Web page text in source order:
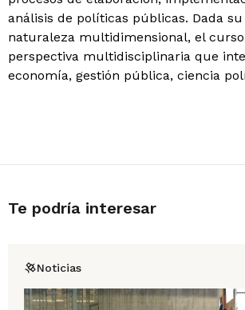
análisis de políticas públicas. Dada
naturaleza multidimensional, el
perspectiva multidisciplinaria que
economía, gestión pública, ciencia
Te podría interesar
Noticias